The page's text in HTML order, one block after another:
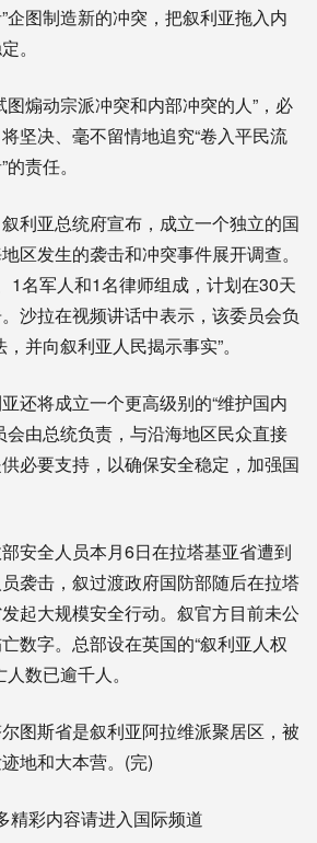
企图制造新的冲突，把叙利亚拖入内
。
煽动宗派冲突和内部冲突的人”，必
坚决、毫不留情地追究“卷入平民流
责任。
亚总统府宣布，成立一个独立的国
区发生的袭击和冲突事件展开调查。
1名军人和1名律师组成，计划在30天
沙拉在视频讲话中表示，该委员会负
并向叙利亚人民揭示事实”。
将成立一个更高级别的“维护国内
会由总统负责，与沿海地区民众直接
必要支持，以确保安全稳定，加强国
全人员本月6日在拉塔基亚省遭到
袭击，叙过渡政府国防部随后在拉塔
起大规模安全行动。叙官方目前未公
数字。总部设在英国的“叙利亚人权
数已逾千人。
斯省是叙利亚阿拉维派聚居区，被
地和大本营。(完)
精彩内容请进入国际频道